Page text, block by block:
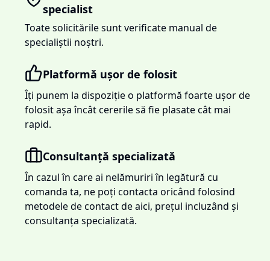
specialist
Toate solicitările sunt verificate manual de
specialiștii noștri.
Platformă ușor de folosit
Îți punem la dispoziție o platformă foarte ușor de
folosit așa încât cererile să fie plasate cât mai
rapid.
Consultanță specializată
În cazul în care ai nelămuriri în legătură cu
comanda ta, ne poți contacta oricând folosind
metodele de contact de aici, prețul incluzând și
consultanța specializată.